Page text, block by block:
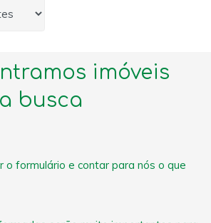
imóveis
busca
o formulário e contar para nós o que